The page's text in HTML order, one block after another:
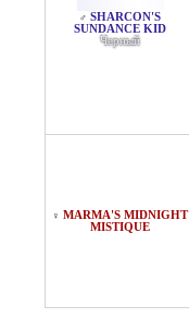
♂ SHARCON'S
SUNDANCE KID
Черный
♀ MARMA'S MIDNIGHT
MISTIQUE